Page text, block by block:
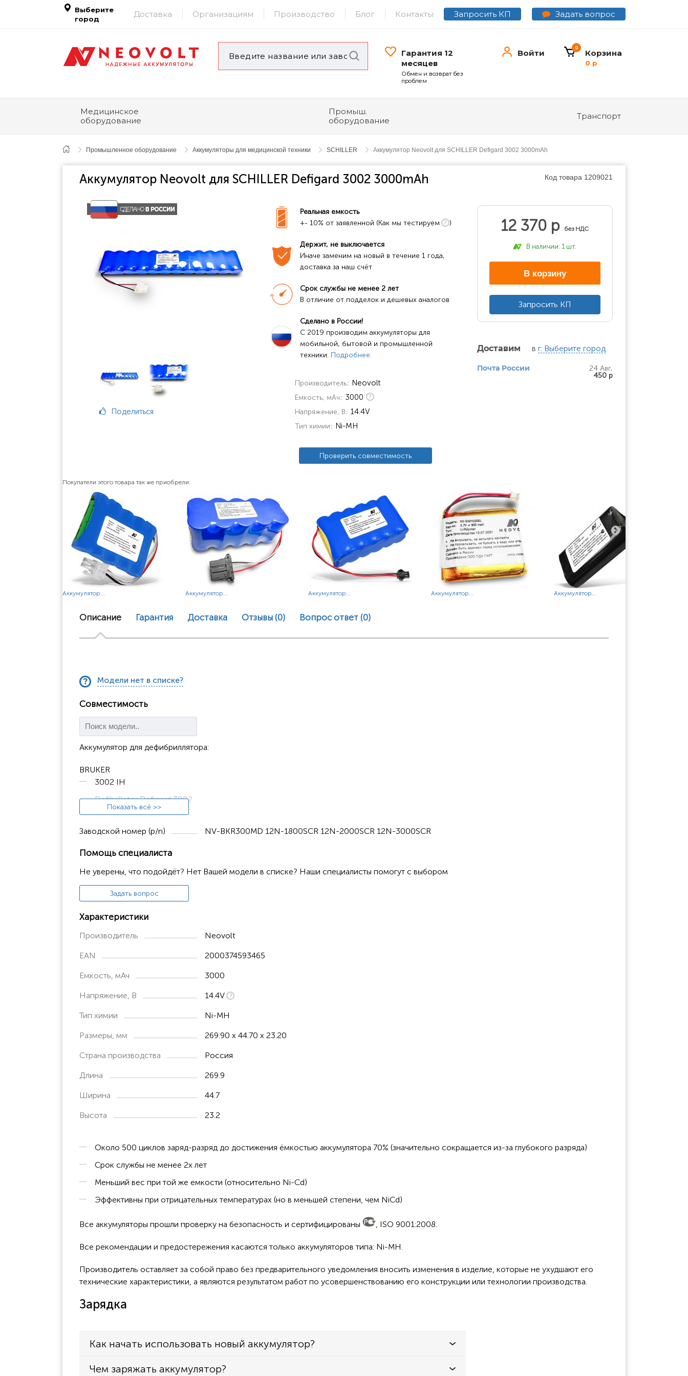
Выберите
город
Доставка Организациям Производство Блог Контакты Запросить КП Задать вопрос
Гарантия 12
месяцев
Обмен и возврат без
проблем
Войти Корзина
0
0 р
Медицинское
оборудование
Промыш.
оборудование
Транспорт
Промышленное оборудование Аккумуляторы для медицинской техники SCHILLER Аккумулятор Neovolt для SCHILLER Defigard 3002 3000mAh
Аккумулятор Neovolt для SCHILLER Defigard 3002 3000mAh Код товара 1209021
Поделиться
Реальная емкость
+- 10% от заявленной (Как мы тестируем
)
Держит, не выключается
Иначе заменим на новый в течение 1 года,
доставка за наш счёт
Срок службы не менее 2 лет
В отличие от подделок и дешевых аналогов
Сделано в России!
C 2019 производим аккумуляторы для
мобильной, бытовой и промышленной
техники. Подробнее.
Производитель Neovolt
Емкость, мАч 3000
Напряжение, В 14.4V
Тип химии Ni-MH
Проверить совместимость
12 370 р без НДС
В наличии: 1 шт.
В корзину
Запросить КП
Доставим в г. Выберите город
Почта России
24 Авг,
450 р
Покупатели этого товара так же приобрели:
Аккумулятор... Аккумулятор... Аккумулятор... Аккумулятор... Аккумулятор...
Описание Гарантия Доставка Отзывы (0) Вопрос ответ (0)
Модели нет в списке?
Совместимость
Аккумулятор для дефибриллятора:
BRUKER
3002 IH
Defibrillator Defigard 3002
Defiguard 3002 IH
Defigard 3002 IH
SCHILLER
Defigard 3002
Defigard 3002 IH
defiscope DS
DG3002
Показать всё >>
Заводской номер (p/n) NV-BKR300MD 12N-1800SCR 12N-2000SCR 12N-3000SCR
Помощь специалиста
Не уверены, что подойдёт? Нет Вашей модели в списке? Наши специалисты помогут с выбором
Задать вопрос
Характеристики
Производитель Neovolt
EAN 2000374593465
Емкость, мАч 3000
Напряжение, В 14.4V
Тип химии Ni-MH
Размеры, мм 269.90 x 44.70 x 23.20
Страна производства Россия
Длина 269.9
Ширина 44.7
Высота 23.2
Около 500 циклов заряд-разряд до достижения ёмкостью аккумулятора 70% (значительно сокращается из-за глубокого разряда)
Срок службы не менее 2х лет
Меньший вес при той же емкости (относительно Ni-Cd)
Эффективны при отрицательных температурах (но в меньшей степени, чем NiCd)
Все аккумуляторы прошли проверку на безопасность и сертифицированы , ISO 9001:2008.
Все рекомендации и предостережения касаются только аккумуляторов типа: Ni-MH.
Производитель оставляет за собой право без предварительного уведомления вносить изменения в изделие, которые не ухудшают его
технические характеристики, а являются результатом работ по усовершенствованию его конструкции или технологии производства.
Зарядка
Как начать использовать новый аккумулятор?
Чем заряжать аккумулятор?